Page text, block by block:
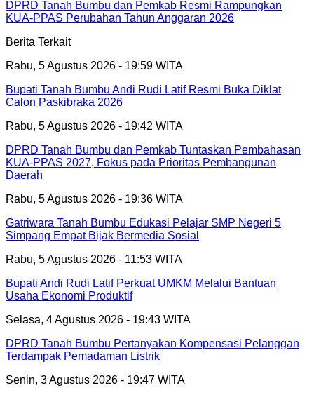
DPRD Tanah Bumbu dan Pemkab Resmi Rampungkan
KUA-PPAS Perubahan Tahun Anggaran 2026
Berita Terkait
Rabu, 5 Agustus 2026 - 19:59 WITA
Bupati Tanah Bumbu Andi Rudi Latif Resmi Buka Diklat
Calon Paskibraka 2026
Rabu, 5 Agustus 2026 - 19:42 WITA
DPRD Tanah Bumbu dan Pemkab Tuntaskan Pembahasan
KUA-PPAS 2027, Fokus pada Prioritas Pembangunan
Daerah
Rabu, 5 Agustus 2026 - 19:36 WITA
Gatriwara Tanah Bumbu Edukasi Pelajar SMP Negeri 5
Simpang Empat Bijak Bermedia Sosial
Rabu, 5 Agustus 2026 - 11:53 WITA
Bupati Andi Rudi Latif Perkuat UMKM Melalui Bantuan
Usaha Ekonomi Produktif
Selasa, 4 Agustus 2026 - 19:43 WITA
DPRD Tanah Bumbu Pertanyakan Kompensasi Pelanggan
Terdampak Pemadaman Listrik
Senin, 3 Agustus 2026 - 19:47 WITA